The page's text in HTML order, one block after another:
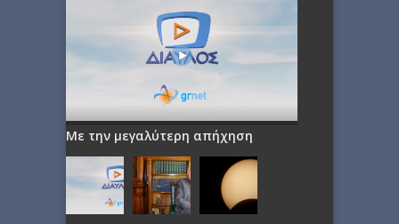
Με την μεγαλύτερη απήχηση